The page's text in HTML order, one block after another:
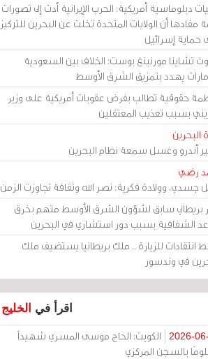
دبلوماسية أمريكية: الحرب الإيرانية أدت إلى تصورات
مفادها أن الولايات المتحدة تخلت عن البحرين للتركيز
حماية إسرائيل
تشاينا مورنينغ بوست: الخلاف بين السعودية
يهدد بتمزيق الشرق الأوسط
حقوقية تطالب بفرض عقوبات أمريكية على وزير
بسبب تعذيب المعتقلين
البحرين
أندرو وغسل سمعة نظام البحرين
رضي
جسدي، وولادة فكرية: نصر الله وثقافة تجاوزت الزمن
بريطاني سابق لشؤون الشرق الأوسط متهم بخرق
الشفافية بسبب دور استشاري في البحرين
انتقادات للزيارة .. ملك بريطانيا يستضيف ملك
في وندسور
اقرأ في الخليج
2026-
الكويت: الحاج موسى المسري شهيداً
بالسجن المركزي